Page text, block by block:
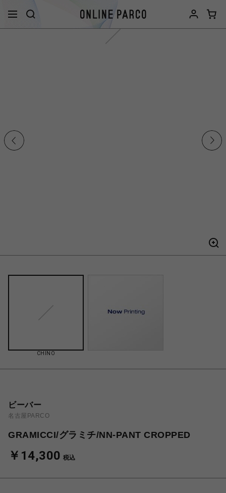
CHINO
ビーバー
名古屋PARCO
GRAMICCI/グラミチ/NN-PANT CROPPED
￥14,300 税込